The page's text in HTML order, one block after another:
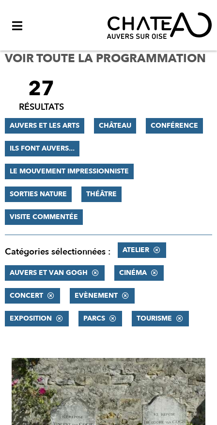
VOIR TOUTE LA PROGRAMMATION
FILTRER
RÉSULTATS
27
RÉSULTATS
AUVERS ET LES ARTS CHÂTEAU CONFÉRENCE
ILS FONT AUVERS...
LE MOUVEMENT IMPRESSIONNISTE
SORTIES NATURE THÉÂTRE
VISITE COMMENTÉE
Catégories sélectionnées : ATELIER
AUVERS ET VAN GOGH CINÉMA
CONCERT EVÈNEMENT
EXPOSITION PARCS TOURISME
RÉSULTATS